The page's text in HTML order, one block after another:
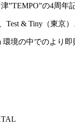
”TEMPO”の4周
& Tiny（東京
境の中でのより